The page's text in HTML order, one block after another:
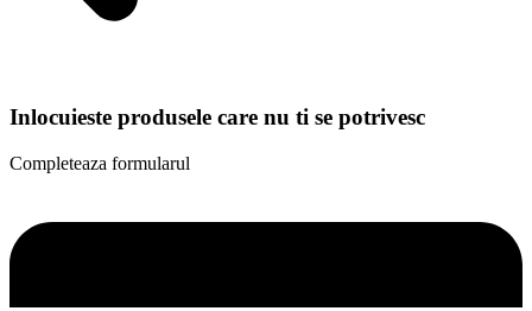
Inlocuieste produsele care nu ti se potrivesc
Completeaza formularul